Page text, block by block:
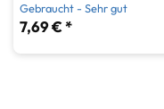
Gebraucht - Sehr gut
7,69 € *